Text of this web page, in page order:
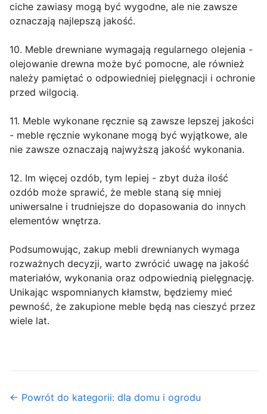
ciche zawiasy mogą być wygodne, ale nie zawsze
oznaczają najlepszą jakość.
10. Meble drewniane wymagają regularnego olejenia -
olejowanie drewna może być pomocne, ale również
należy pamiętać o odpowiedniej pielęgnacji i ochronie
przed wilgocią.
11. Meble wykonane ręcznie są zawsze lepszej jakości
- meble ręcznie wykonane mogą być wyjątkowe, ale
nie zawsze oznaczają najwyższą jakość wykonania.
12. Im więcej ozdób, tym lepiej - zbyt duża ilość
ozdób może sprawić, że meble staną się mniej
uniwersalne i trudniejsze do dopasowania do innych
elementów wnętrza.
Podsumowując, zakup mebli drewnianych wymaga
rozważnych decyzji, warto zwrócić uwagę na jakość
materiałów, wykonania oraz odpowiednią pielęgnację.
Unikając wspomnianych kłamstw, będziemy mieć
pewność, że zakupione meble będą nas cieszyć przez
wiele lat.
← Powrót do kategorii: dla domu i ogrodu